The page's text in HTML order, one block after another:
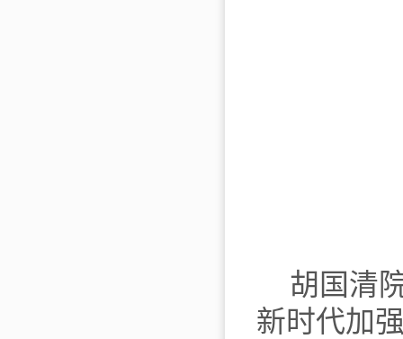
胡国清
新时代加